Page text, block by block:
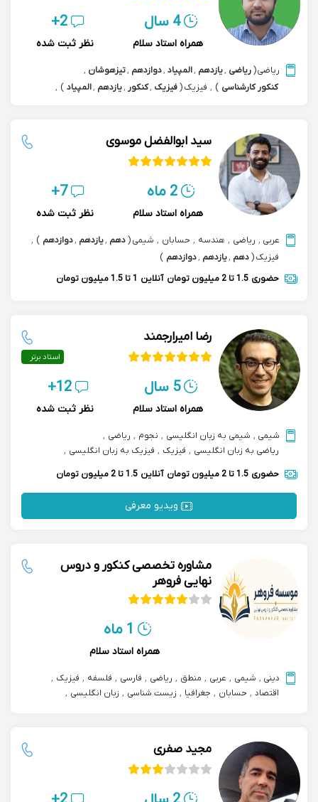
4 سال
همراه استاد سلام
2+
نظر ثبت شده
ریاضی(ریاضی ,یازدهم ,المپیاد ,دوازدهم ,تیزهوشان ,
کنکور کارشناسی )
, فیزیک(فیزیک ,کنکور ,یازدهم ,المپیاد )
,
سید ابوالفضل موسوی
2 ماه
همراه استاد سلام
7+
نظر ثبت شده
عربی , ریاضی , هندسه , حسابان , شیمی(دهم ,یازدهم ,دوازدهم )
,
فیزیک(دهم ,یازدهم ,دوازدهم )
حضوری 1.5 تا 2 میلیون تومان آنلاین 1 تا 1.5 میلیون تومان
رضا امیرارجمند
استاد برتر
5 سال
همراه استاد سلام
12+
نظر ثبت شده
شیمی , شیمی به زبان انگلیسی , نجوم , ریاضی ,
ریاضی به زبان انگلیسی , فیزیک , فیزیک به زبان انگلیسی ,
حضوری 1.5 تا 2 میلیون تومان آنلاین 1.5 تا 2 میلیون تومان
ویدیو معرفی
مشاوره تخصصی کنکور و دروس
نهایی فروهر
1 ماه
همراه استاد سلام
دینی , شیمی , عربی , منطق , ریاضی , فارسی , فلسفه , فیزیک ,
اقتصاد , حسابان , جغرافیا , زیست شناسی , زبان انگلیسی ,
مجید صفری